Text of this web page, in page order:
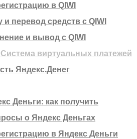
в QIWI
и перевод средств c QIWI
и вывод с QIWI
виртуальных платежей
Яндекс.Денег
Деньги: как получить
о Яндекс Деньгах
в Яндекс Деньги